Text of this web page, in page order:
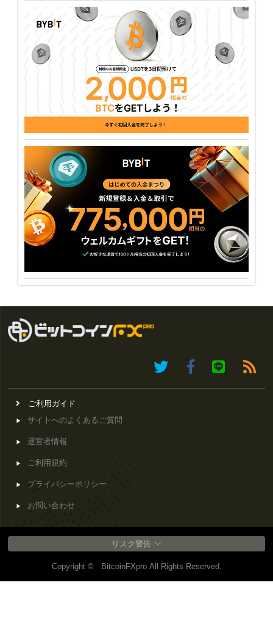
ご利用ガイド
サイトへのよくあるご質問
運営者情報
ご利用規約
プライバシーポリシー
お問い合わせ
リスク警告
Copyright © BitcoinFXpro All Rights Reserved.